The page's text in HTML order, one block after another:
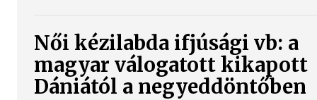
Női kézilabda ifjúsági vb: a
magyar válogatott kikapott
Dániától a negyeddöntőben